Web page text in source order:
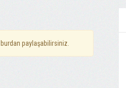
paylaşabilirsiniz.